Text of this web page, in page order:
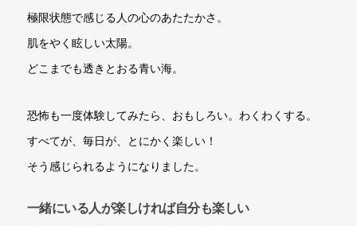
極限状態で感じる人の心のあたたかさ。
肌をやく眩しい太陽。
どこまでも透きとおる青い海。
恐怖も一度体験してみたら、おもしろい。わくわくする。
すべてが、毎日が、とにかく楽しい！
そう感じられるようになりました。
一緒にいる人が楽しければ自分も楽しい